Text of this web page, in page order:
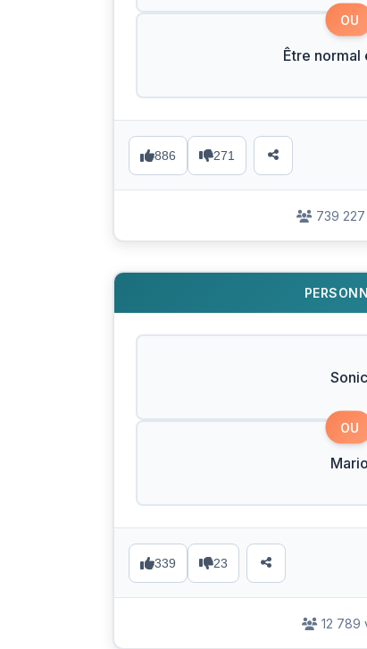
OU
Être normal
886 271
739
Sonic
OU
Mario
339 23
12 789